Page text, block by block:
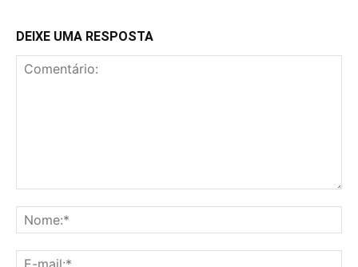
DEIXE UMA RESPOSTA